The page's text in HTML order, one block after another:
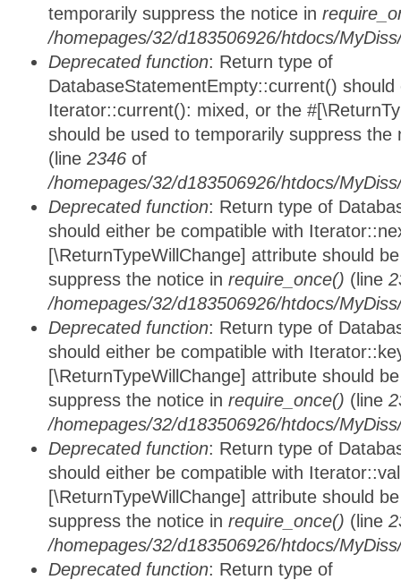
temporarily suppress the notice in
/homepages/32/d183506926/htdocs/
Deprecated function: Return type of
DatabaseStatementEmpty::current()
Iterator::current(): mixed, or the
should be used to temporarily suppress
(line 2346 of
/homepages/32/d183506926/htdocs/
Deprecated function: Return type of
should either be compatible with
[\ReturnTypeWillChange] attribute should
suppress the notice in require_once() (line
/homepages/32/d183506926/htdocs/
Deprecated function: Return type of
should either be compatible with
[\ReturnTypeWillChange] attribute should
suppress the notice in require_once() (line
/homepages/32/d183506926/htdocs/
Deprecated function: Return type of
should either be compatible with
[\ReturnTypeWillChange] attribute should
suppress the notice in require_once() (line
/homepages/32/d183506926/htdocs/
Deprecated function: Return type of